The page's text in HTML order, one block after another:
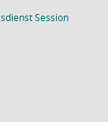
Session(Wird in